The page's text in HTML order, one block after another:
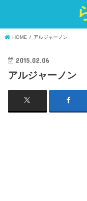
HOME アルジャーノン
2015.02.06
アルジャーノン